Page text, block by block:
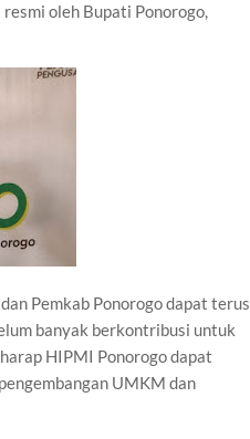
oleh Bupati Ponorogo,
Pemkab Ponorogo dapat terus
banyak berkontribusi untuk
HIPMI Ponorogo dapat
UMKM dan